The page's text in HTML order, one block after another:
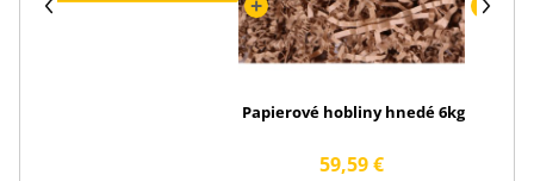
Papierové hobliny hnedé 6kg
59,59 €